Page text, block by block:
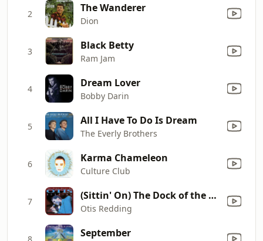
2 The Wanderer
Dion
3 Black Betty
Ram Jam
4 Dream Lover
Bobby Darin
5 All I Have To Do Is Dream
The Everly Brothers
6 Karma Chameleon
Culture Club
7 (Sittin' On) The Dock of the Bay
Otis Redding
8 September